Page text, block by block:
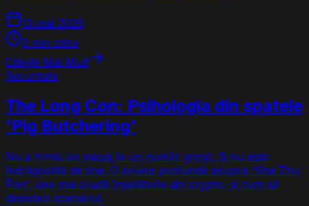
13 mai 2026
3 min citire
Citește Mai Mult
Securitate
The Long Con: Psihologia din spatele
'Pig Butchering'
Nu a trimis un mesaj la un număr greșit. Și nu este
îndrăgostită de tine. O privire profundă asupra 'Sha Zhu
Pan', cea mai crudă înșelătorie din crypto, și cum să
depistezi scenariul.